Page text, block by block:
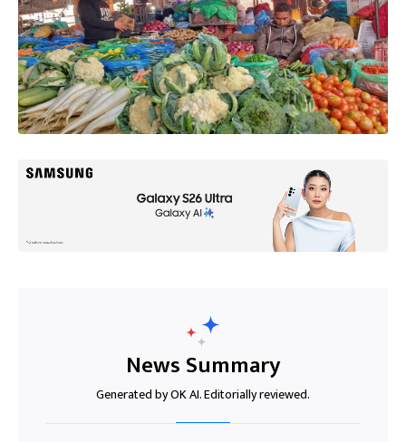
News Summary
Generated by OK AI. Editorially reviewed.